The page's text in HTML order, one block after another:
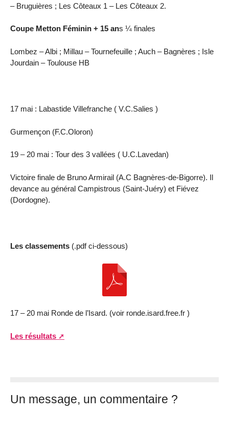
– Bruguières ; Les Côteaux 1 – Les Côteaux 2.
Coupe Metton Féminin + 15 ans ¼ finales
Lombez – Albi ; Millau – Tournefeuille ; Auch – Bagnères ; Isle
Jourdain – Toulouse HB
17 mai : Labastide Villefranche ( V.C.Salies )
Gurmençon (F.C.Oloron)
19 – 20 mai : Tour des 3 vallées ( U.C.Lavedan)
Victoire finale de Bruno Armirail (A.C Bagnères-de-Bigorre). Il
devance au général Campistrous (Saint-Juéry) et Fiévez
(Dordogne).
Les classements (.pdf ci-dessous)
17 – 20 mai Ronde de l’Isard. (voir ronde.isard.free.fr )
Les résultats
Un message, un commentaire ?